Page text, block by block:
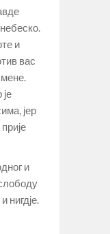
и
вас
мене.
јер
и
нигдје.